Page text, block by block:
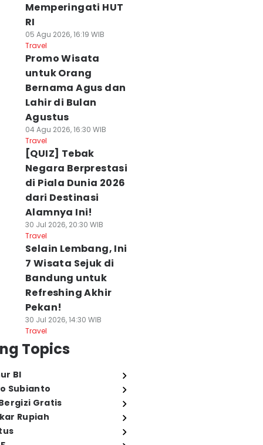
Memperingati HUT
RI
05 Agu 2026, 16:19 WIB
Travel
Promo Wisata
untuk Orang
Bernama Agus dan
Lahir di Bulan
Agustus
04 Agu 2026, 16:30 WIB
Travel
[QUIZ] Tebak
Negara Berprestasi
di Piala Dunia 2026
dari Destinasi
Alamnya Ini!
30 Jul 2026, 20:30 WIB
Travel
Selain Lembang, Ini
7 Wisata Sejuk di
Bandung untuk
Refreshing Akhir
Pekan!
30 Jul 2026, 14:30 WIB
Travel
Topics
BI
Subianto
Gratis
Rupiah